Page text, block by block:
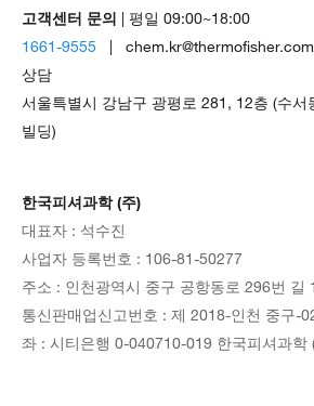
고객센터 문의
| 평일 09:00~18:00
1661-9555 |
상담
서울특별시 강남구 광평로 281, 12층 (수서
빌딩)
한국피셔과학 (주)
대표자 : 석수진
사업자 등록번호 : 106-81-50277
주소 : 인천광역시 중구 공항동로 296번 길
통신판매업신고번호 : 제 2018-인천 중구-
좌 : 시티은행 0-040710-019 한국피셔과학